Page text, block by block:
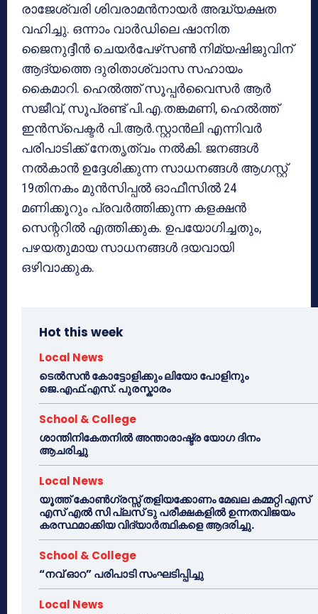
രാജേശ്വരി ശിവരാമന്‍നായര്‍ അദ്ധ്യക്ഷത
വഹിച്ചു. ഒന്നാം വാര്‍ഡിലെ ഷാനിത
ജൈനുദ്ദീന്‍ ചെയര്‍പേഴ്‌സണ്‍ നിമ്യഷിജുവിന്
ആദ്യത്തെ ദുരിതാശ്വാസ സഹായം
കൈമാറി. ഹെല്‍ത്ത് സൂപ്പര്‍വൈസര്‍ ആര്‍
സജീവ്, സൂപ്രണ്ട് പി.എ.തങ്കമണി, ഹെല്‍ത്ത്
ഇന്‍സ്‌പെക്ടര്‍ പി.ആര്‍.സ്റ്റാന്‍ലി എന്നിവര്‍
പരിപാടിക്ക് നേതൃത്വം നല്‍കി. ജനങ്ങള്‍
നല്‍കാന്‍ ഉദ്ദേശിക്കുന്ന സാധനങ്ങള്‍ ആഗസ്റ്റ്
19തിനകം മുന്‍സിപ്പല്‍ ഓഫീസില്‍ 24
മണിക്കൂറും പ്രവര്‍ത്തിക്കുന്ന കളക്ഷന്‍
സെന്ററില്‍ എത്തിക്കുക. ഉപയോഗിച്ചതും,
പഴയതുമായ സാധനങ്ങള്‍ ദയവായി
ഒഴിവാക്കുക.
Hot this week
Local News
ടെൽസൻ കോട്ടോളിക്കും ലിയോ പോളിനും
ജെ.എഫ്.എസ്. പുരസ്കാരം
School & College
ശാന്തിനികേതനിൽ അന്താരാഷ്ട്ര യോഗ ദിനം
ആചരിച്ചു
Local News
യൂത്ത് കോൺഗ്രസ്സ് തളിയക്കോണം മേഖല കമ്മറ്റി എസ്
എസ് എൽ സി പ്ലസ് ടു പരീക്ഷകളിൽ ഉന്നതവിജയം
കരസ്ഥമാക്കിയ വിദ്യാർത്ഥികളെ ആദരിച്ചു.
School & College
“നവ് ഓറ” പരിപാടി സംഘടിപ്പിച്ചു
Local News